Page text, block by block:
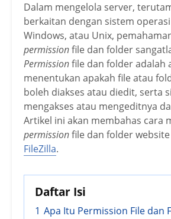
Dalam mengelola server,
berkaitan dengan sistem
Windows, atau Unix,
permissionfile dan folder
Permissionfile dan folder adalah
menentukan apakah file atau
boleh diakses atau diedit, serta
mengakses atau mengeditnya
Artikel ini akan membahas cara
permissionfile dan folder website
FileZilla.
Daftar Isi
1 Apa Itu Permission File dan